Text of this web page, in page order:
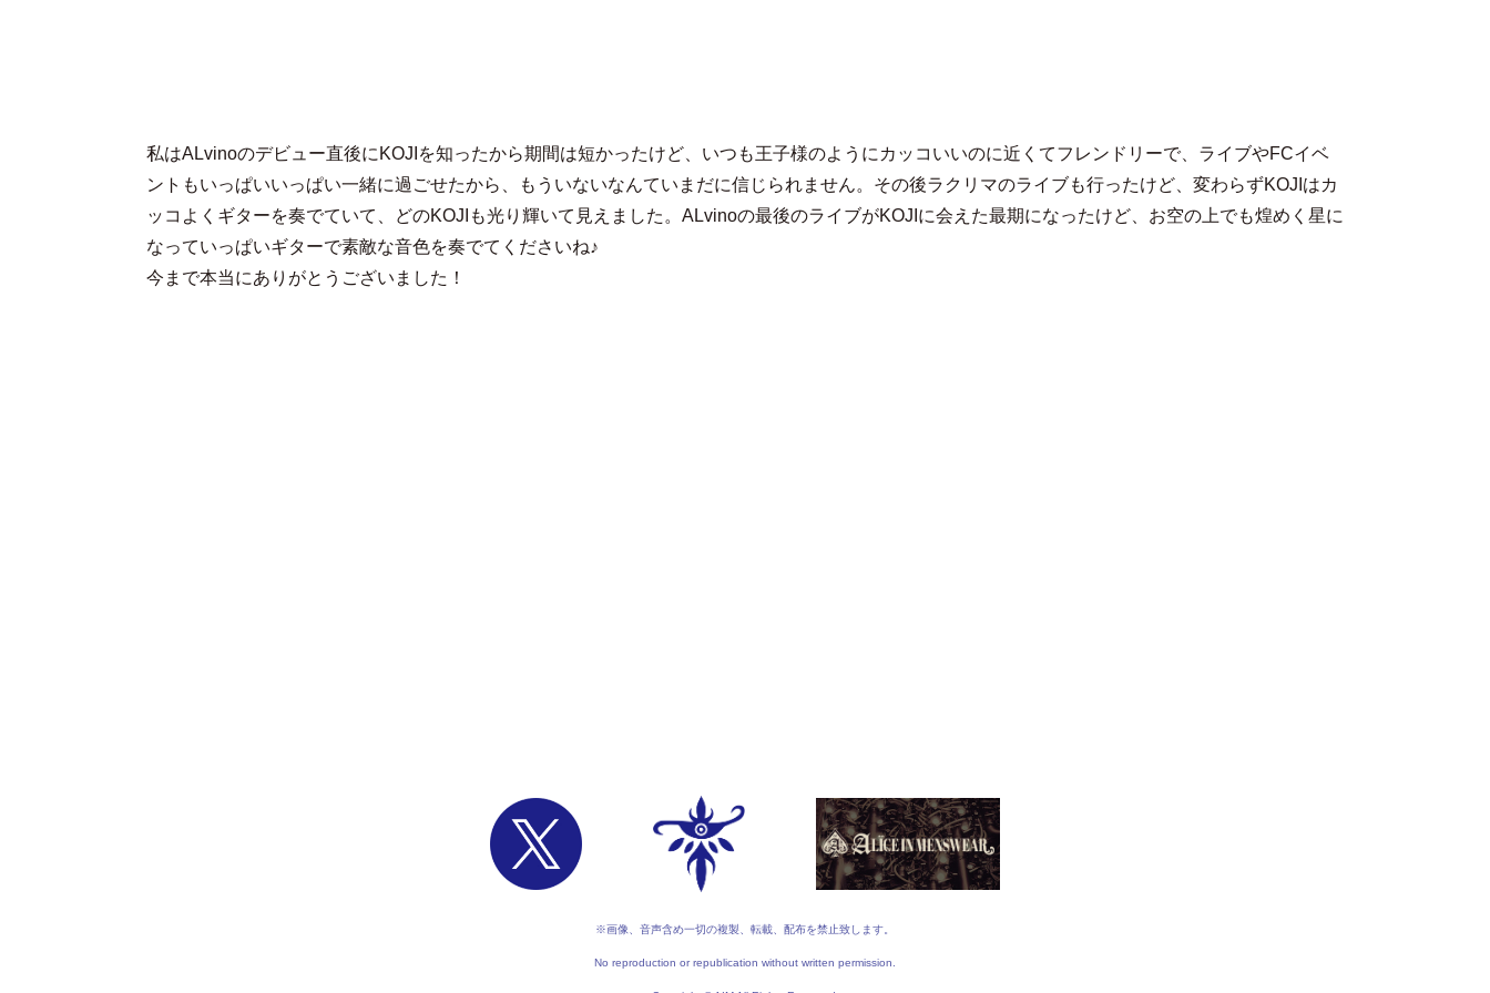
私はALvinoのデビュー直後にKOJIを知ったから期間は短かったけど、いつも王子様のようにカッコいいのに近くてフレンドリーで、ライブやFCイベ
ントもいっぱいいっぱい一緒に過ごせたから、もういないなんていまだに信じられません。その後ラクリマのライブも行ったけど、変わらずKOJIはカ
ッコよくギターを奏でていて、どのKOJIも光り輝いて見えました。ALvinoの最後のライブがKOJIに会えた最期になったけど、お空の上でも煌めく星に
なっていっぱいギターで素敵な音色を奏でてくださいね♪
今まで本当にありがとうございました！
※画像、音声含め一切の複製、転載、配布を禁止致します。
No reproduction or republication without written permission.